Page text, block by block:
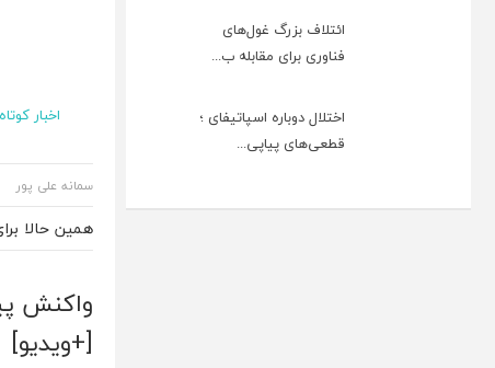
ائتلاف بزرگ غول‌های
فناوری برای مقابله ب...
اختلال دوباره اسپاتیفای ؛
قطعی‌های پیاپی...
اخبار کوتاه
سمانه علی پور
همین حالا
واکنش
[+ویدیو]